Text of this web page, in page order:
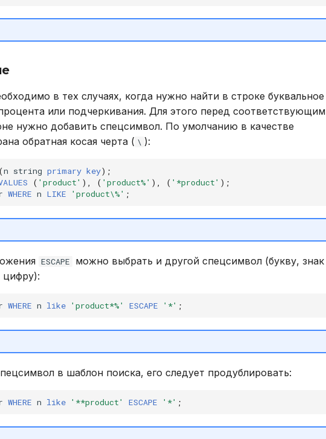
в тех случаях, когда нужно найти в строке буквальное
или подчеркивания. Для этого перед соответствующим
нужно добавить спецсимвол. По умолчанию в качестве
обратная косая черта ( \ ):
(n string primary key);
( 'product' ), ( 'product%' ), ( '*product' );
WHERE n LIKE 'product\%' ;
ESCAPE
можно выбрать и другой спецсимвол (букву, знак
цифру):
WHERE n like 'product*%' ESCAPE '*' ;
в шаблон поиска, его следует продублировать:
WHERE n like '**product' ESCAPE '*' ;